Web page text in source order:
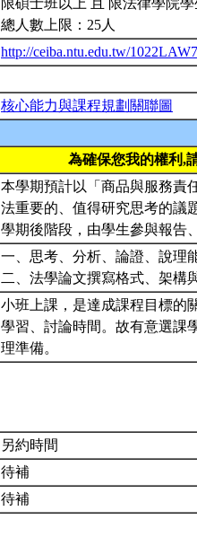
限碩士班以上 且 限法律學院
總人數上限：25人
http://ceiba.ntu.edu.tw/
核心能力與課程規劃關聯圖
為確保您我的權利,
本學期預計以「商品與服務責
法重要的、值得研究思考的議
學期後階段，由學生參與報告
一、思考、分析、論證、說理
二、法學論文撰寫格式、架構
小班上課，是達成課程目標的
學習、討論時間。故有意選課
理準備。
另約時間
待補
待補